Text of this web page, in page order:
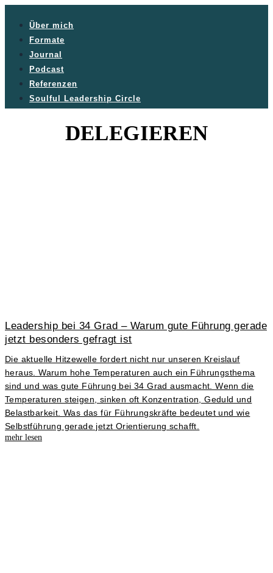
Über mich
Formate
Journal
Podcast
Referenzen
Soulful Leadership Circle
DELEGIEREN
Leadership bei 34 Grad – Warum gute Führung gerade
jetzt besonders gefragt ist
Die aktuelle Hitzewelle fordert nicht nur unseren Kreislauf
heraus. Warum hohe Temperaturen auch ein Führungsthema
sind und was gute Führung bei 34 Grad ausmacht. Wenn die
Temperaturen steigen, sinken oft Konzentration, Geduld und
Belastbarkeit. Was das für Führungskräfte bedeutet und wie
Selbstführung gerade jetzt Orientierung schafft.
mehr lesen